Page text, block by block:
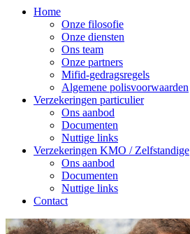
Home
Onze filosofie
Onze diensten
Ons team
Onze partners
Mifid-gedragsregels
Algemene polisvoorwaarden
Verzekeringen particulier
Ons aanbod
Documenten
Nuttige links
Verzekeringen KMO / Zelfstandige
Ons aanbod
Documenten
Nuttige links
Contact